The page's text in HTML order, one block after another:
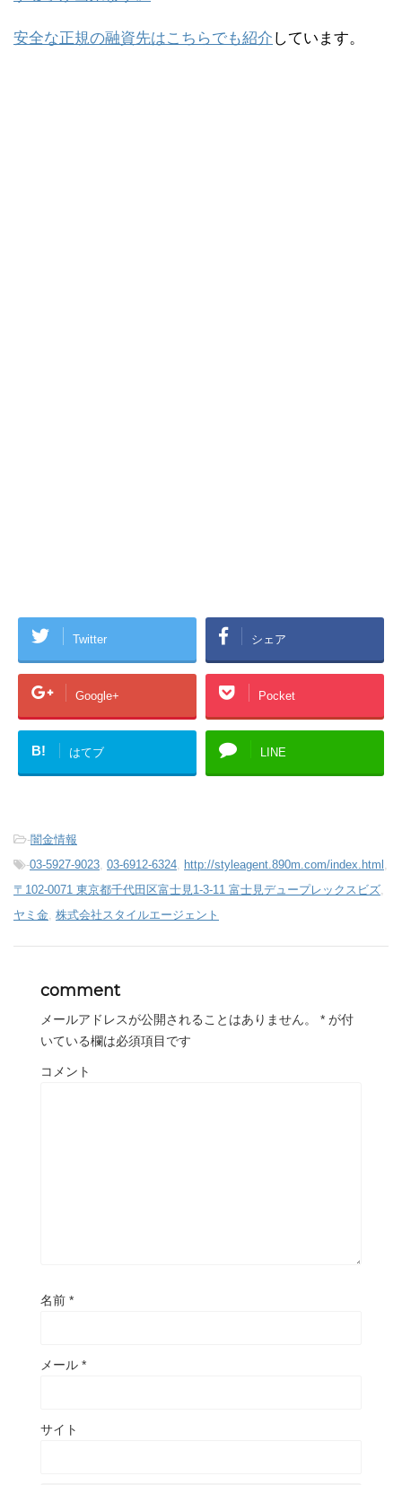
安全な正規の融資先はこちらでも紹介 しています。
Twitter シェア
Google+ Pocket
B! はてブ LINE
-闇金情報
-03-5927-9023, 03-6912-6324, http://styleagent.890m.com/index.html ,
〒102-0071 東京都千代田区富士見1-3-11 富士見デュープレックスビズ,
ヤミ金, 株式会社スタイルエージェント
comment
メールアドレスが公開されることはありません。 * が付
いている欄は必須項目です
コメント
名前 *
メール *
サイト